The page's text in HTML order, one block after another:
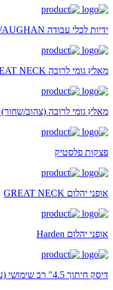
ידיות לכלי עבודה VAUGHAN
מאלץ גומי לרובה GREAT NECK
מאלץ גומי לרובה (צהוב/שחור) CO.ME
פצקות פלסטיק
אופני יהלום GREAT NECK
אופני יהלום Harden
דיסק חיתוך 4.5" רב שימושי (עץ/פלסטיק/גבס)